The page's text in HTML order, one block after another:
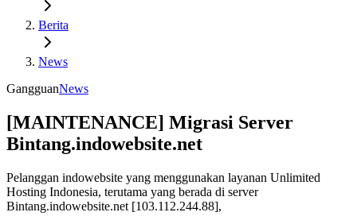
Berita
News
GangguanNews
[MAINTENANCE] Migrasi Server
Bintang.indowebsite.net
Pelanggan indowebsite yang menggunakan layanan Unlimited
Hosting Indonesia, terutama yang berada di server
Bintang.indowebsite.net [103.112.244.88],